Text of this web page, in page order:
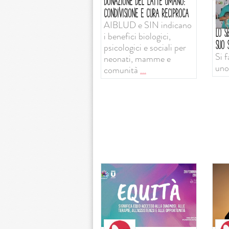
CONDIVISIONE E CURA RECIPROCA
AIBLUD e SIN indicano
i benefici biologici,
psicologici e sociali per
neonati, mamme e
comunità ...
LO
SUO
Si